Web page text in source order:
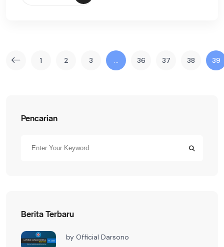
1 2 3 … 36 37 38 39
Pencarian
Berita Terbaru
by Official Darsono